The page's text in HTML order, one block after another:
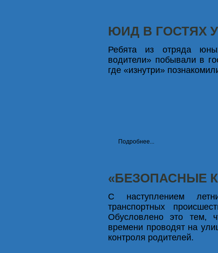
ЮИД В ГОСТЯХ
Ребята из отряда
водители» побывали в
где «изнутри»
Подробнее...
«БЕЗОПАСНЫЕ
С наступлением
транспортных
Обусловлено это тем,
времени проводят на
контроля родителей.